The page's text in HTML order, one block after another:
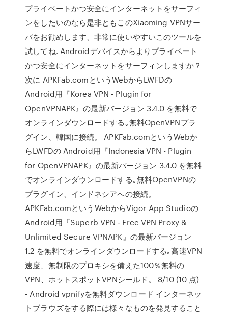
プライベートかつ安全にインターネットをサーフィ
ンをしたいのなら是非ともこのXiaoming VPNサー
バをお勧めします、非常に使いやすいこのツールを
試してね. Androidデバイスからよりプライベート
かつ安全にインターネットをサーフィンしますか？
次に APKFab.comというWebからLWFDの
Android用『Korea VPN - Plugin for
OpenVPNAPK』の最新バージョン 3.4.0 を無料で
オンラインダウンロードする｡無料OpenVPNプラ
グイン、韓国に接続。 APKFab.comというWebか
らLWFDの Android用『Indonesia VPN - Plugin
for OpenVPNAPK』の最新バージョン 3.4.0 を無料
でオンラインダウンロードする｡無料OpenVPNの
プラグイン、インドネシアへの接続。
APKFab.comというWebからVigor App Studioの
Android用『Superb VPN - Free VPN Proxy &
Unlimited Secure VPNAPK』の最新バージョン
1.2 を無料でオンラインダウンロードする｡高速VPN
速度、無制限のプロキシを備えた100％無料の
VPN、ホットスポットVPNシールド。 8/10 (10 点)
- Android vpnifyを無料ダウンロード インターネッ
トブラウズをする際には様々なものを発見すること